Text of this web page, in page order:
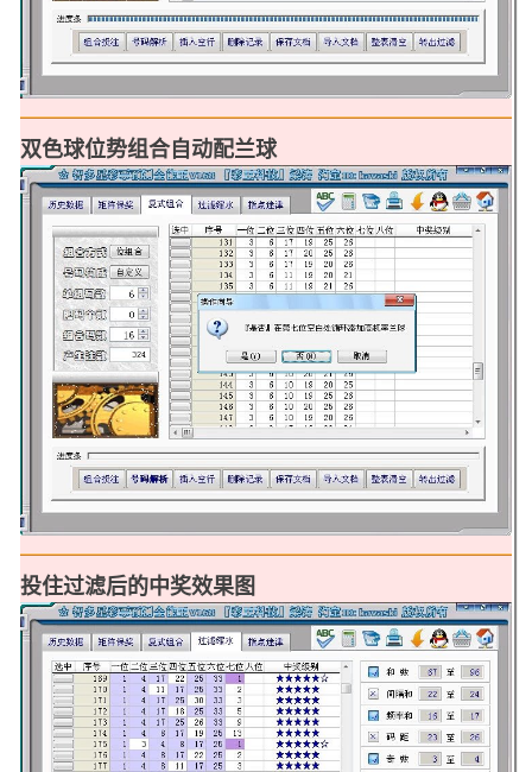
双色球位势组合自动配兰球
投住过滤后的中奖效果图